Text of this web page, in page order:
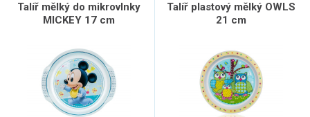
Talíř mělký do mikrovlnky
MICKEY 17 cm
Talíř plastový mělký OWLS
21 cm